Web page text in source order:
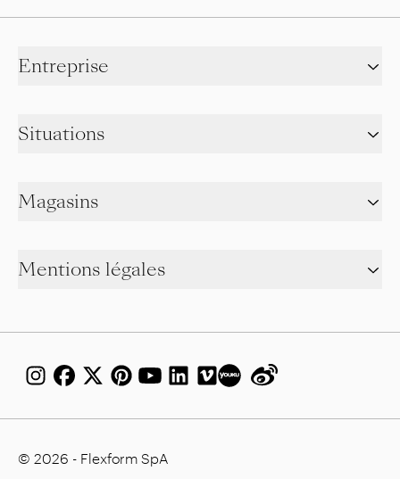
Entreprise
Situations
Magasins
Mentions légales
© 2026 - Flexform SpA